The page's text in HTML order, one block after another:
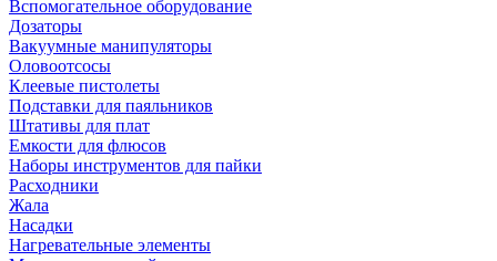
Вспомогательное оборудование
Дозаторы
Вакуумные манипуляторы
Оловоотсосы
Клеевые пистолеты
Подставки для паяльников
Штативы для плат
Емкости для флюсов
Наборы инструментов для пайки
Расходники
Жала
Насадки
Нагревательные элементы